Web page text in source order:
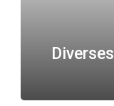
Diverses